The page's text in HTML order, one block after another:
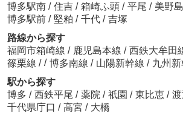
博多駅南 / 住吉 / 箱崎ふ頭 / 平尾 / 美野島
博多駅前 / 堅粕 / 千代 / 吉塚
路線から探す
福岡市箱崎線 / 鹿児島本線 / 西鉄大牟田
篠栗線 / / 博多南線 / 山陽新幹線 / 九州新
駅から探す
博多 / 西鉄平尾 / 薬院 / 祇園 / 東比恵 /
千代県庁口 / 高宮 / 大橋